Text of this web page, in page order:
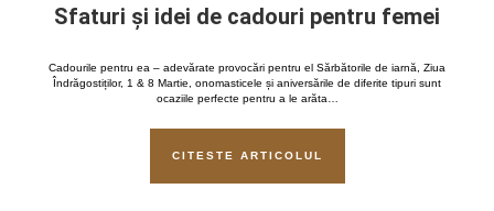
Sfaturi și idei de cadouri pentru femei
Cadourile pentru ea – adevărate provocări pentru el Sărbătorile de iarnă, Ziua
Îndrăgostiților, 1 & 8 Martie, onomasticele și aniversările de diferite tipuri sunt
ocaziile perfecte pentru a le arăta…
CITESTE ARTICOLUL